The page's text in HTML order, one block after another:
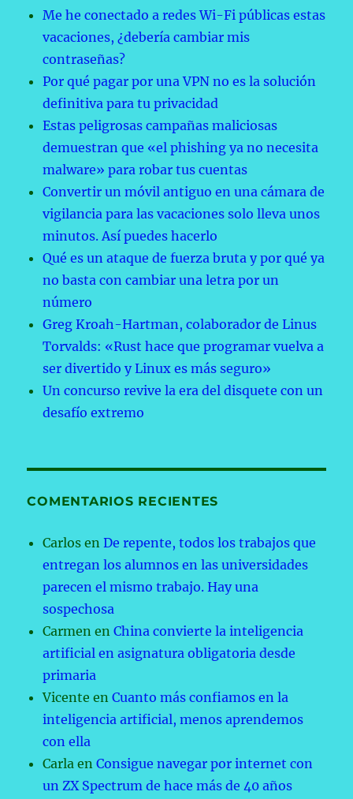
Me he conectado a redes Wi-Fi públicas estas
vacaciones, ¿debería cambiar mis
contraseñas?
Por qué pagar por una VPN no es la solución
definitiva para tu privacidad
Estas peligrosas campañas maliciosas
demuestran que «el phishing ya no necesita
malware» para robar tus cuentas
Convertir un móvil antiguo en una cámara de
vigilancia para las vacaciones solo lleva unos
minutos. Así puedes hacerlo
Qué es un ataque de fuerza bruta y por qué ya
no basta con cambiar una letra por un
número
Greg Kroah-Hartman, colaborador de Linus
Torvalds: «Rust hace que programar vuelva a
ser divertido y Linux es más seguro»
Un concurso revive la era del disquete con un
desafío extremo
COMENTARIOS RECIENTES
Carlos enDe repente, todos los trabajos que
entregan los alumnos en las universidades
parecen el mismo trabajo. Hay una
sospechosa
Carmen enChina convierte la inteligencia
artificial en asignatura obligatoria desde
primaria
Vicente enCuanto más confiamos en la
inteligencia artificial, menos aprendemos
con ella
Carla enConsigue navegar por internet con
un ZX Spectrum de hace más de 40 años